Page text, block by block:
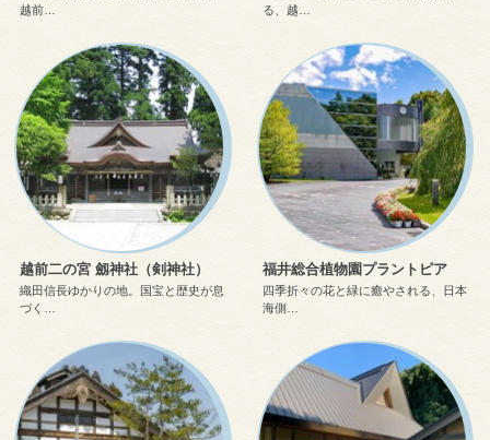
越前…
る、越…
越前二の宮 劔神社（剣神社）
織田信長ゆかりの地。国宝と歴史が息
づく…
福井総合植物園プラントピア
四季折々の花と緑に癒やされる、日本
海側…